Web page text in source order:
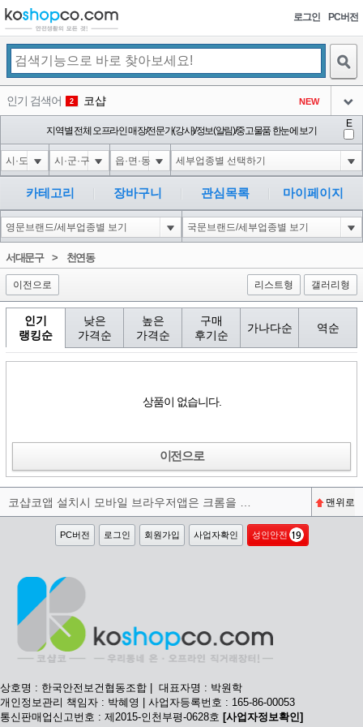
로그인 PC버전
인기 검색어 2 코샵 NEW
3 익스
아이콘
4 1'||DBMS_PIPE.RECEIVE_MESSAGE(CHR(98)||CHR(98)||CHR(98),15)||'
아이콘
5 1-1 waitfor delay '0:0:15' --
아이콘
1
6 1-1); waitfor delay '0:0:15' --
아이콘
1
1
지역별 전체 오프라인 매장/전문가(강사)/정보(알림)/중고물품 한눈에 보기
E
카테고리 장바구니 관심목록 마이페이지
서대문구> 천연동
이전으로 리스트형 갤러리형
인기
랭킹순
낮은
가격순
높은
가격순
구매
후기순
가나다순 역순
상품이 없습니다.
이전으로
맨위로
PC버전 로그인 회원가입 사업자확인 성인안전
상호명 : 한국안전보건협동조합 | 대표자명 : 박원학
개인정보관리 책임자 : 박혜영 | 사업자등록번호 : 165-86-00053
통신판매업신고번호 : 제2015-인천부평-0628호 [사업자정보확인]